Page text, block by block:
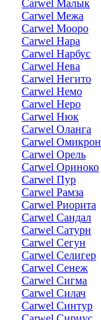
Carwel Малык
Carwel Межа
Carwel Мооро
Carwel Нара
Carwel Нарбус
Carwel Нева
Carwel Негито
Carwel Немо
Carwel Неро
Carwel Нюк
Carwel Оланга
Carwel Омикрон
Carwel Орель
Carwel Ориноко
Carwel Пур
Carwel Рамза
Carwel Риорита
Carwel Сандал
Carwel Сатурн
Carwel Сегун
Carwel Селигер
Carwel Сенеж
Carwel Сигма
Carwel Силач
Carwel Синтур